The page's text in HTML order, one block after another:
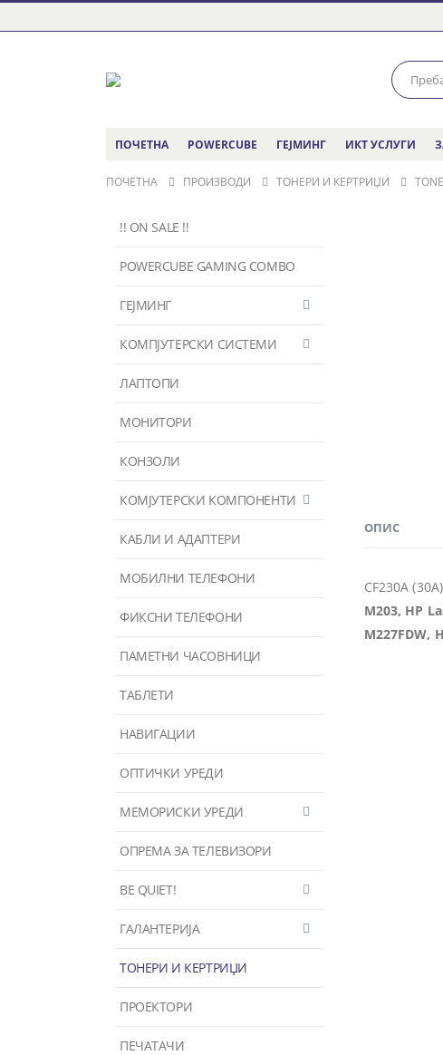
ПОЧЕТНА POWERCUBE ГЕЈМИНГ ИКТ УСЛУГИ
ПОЧЕТНА ПРОИЗВОДИ ТОНЕРИ И КЕРТРИЏИ
ОПИС
CF230A
M203, HP
M227FDW,
!! ON SALE !!
POWERCUBE GAMING COMBO
ГЕЈМИНГ
КОМПЈУТЕРСКИ СИСТЕМИ
ЛАПТОПИ
МОНИТОРИ
КОНЗОЛИ
КОМЈУТЕРСКИ КОМПОНЕНТИ
КАБЛИ И АДАПТЕРИ
МОБИЛНИ ТЕЛЕФОНИ
ФИКСНИ ТЕЛЕФОНИ
ПАМЕТНИ ЧАСОВНИЦИ
ТАБЛЕТИ
НАВИГАЦИИ
ОПТИЧКИ УРЕДИ
МЕМОРИСКИ УРЕДИ
ОПРЕМА ЗА ТЕЛЕВИЗОРИ
BE QUIET!
ГАЛАНТЕРИЈА
ТОНЕРИ И КЕРТРИЏИ
ПРОЕКТОРИ
ПЕЧАТАЧИ